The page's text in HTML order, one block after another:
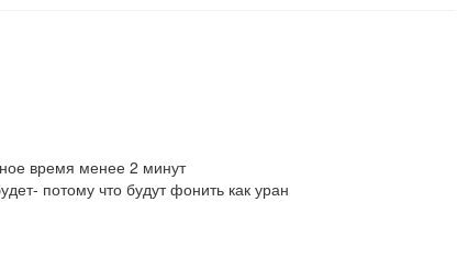
время менее 2 минут
потому что будут фонить как уран